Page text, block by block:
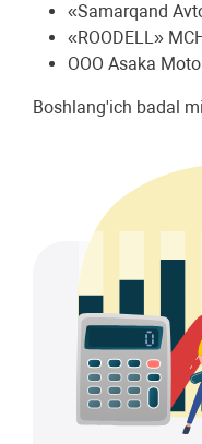
«Samarqand
«ROODELL»
OOO Asaka
Boshlang'ich badal